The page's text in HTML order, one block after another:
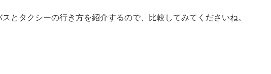
とタクシーの行き方を紹介するので、比較してみてくださいね。